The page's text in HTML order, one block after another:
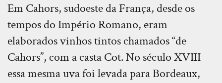
Em Cahors, sudoeste da França, desde os
tempos do Império Romano, eram
elaborados vinhos tintos chamados “de
Cahors”, com a casta Cot. No século XVIII
essa mesma uva foi levada para Bordeaux,